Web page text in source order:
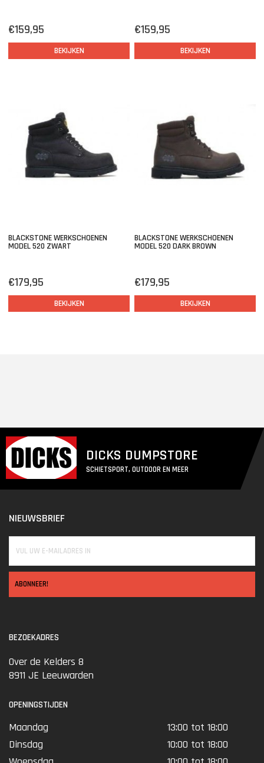
€159,95
BEKIJKEN
€159,95
BEKIJKEN
BLACKSTONE WERKSCHOENEN
MODEL 520 ZWART
€179,95
BEKIJKEN
BLACKSTONE WERKSCHOENEN
MODEL 520 DARK BROWN
€179,95
BEKIJKEN
DICKS DUMPSTORE
SCHIETSPORT, OUTDOOR EN MEER
NIEUWSBRIEF
ABONNEER!
BEZOEKADRES
Over de Kelders 8
8911 JE Leeuwarden
OPENINGSTIJDEN
Maandag
13:00 tot 18:00
Dinsdag
10:00 tot 18:00